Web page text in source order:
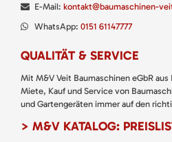
E-Mail: kontakt@baumaschinen-
WhatsApp: 0151 61147777
QUALITÄT & SERVICE
Mit M&V Veit Baumaschinen eGbR
Miete, Kauf und Service von
und Gartengeräten immer auf den
> M&V KATALOG: